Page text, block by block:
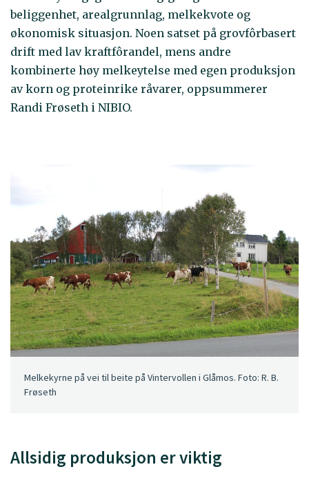
beliggenhet, arealgrunnlag, melkekvote og
økonomisk situasjon. Noen satset på grovfôrbasert
drift med lav kraftfôrandel, mens andre
kombinerte høy melkeytelse med egen produksjon
av korn og proteinrike råvarer, oppsummerer
Randi Frøseth i NIBIO.
Melkekyrne på vei til beite på Vintervollen i Glåmos. Foto: R. B.
Frøseth
Allsidig produksjon er viktig